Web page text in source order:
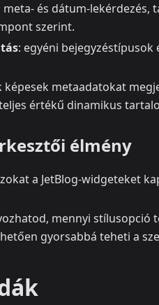
meta‑ és
szerint.
: egyéni
képesek metaadatokat
értékű dinamikus
élmény
a JetBlog‑widgeteket
mennyi stílusopció
gyorsabbá teheti a